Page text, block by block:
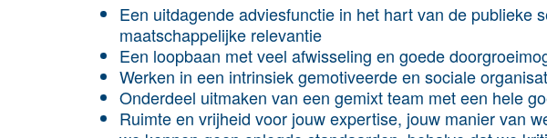
Een uitdagende adviesfunctie in het hart van de publieke
maatschappelijke relevantie
Een loopbaan met veel afwisseling en goede
Werken in een intrinsiek gemotiveerde en sociale
Onderdeel uitmaken van een gemixt team met een hele
Ruimte en vrijheid voor jouw expertise, jouw manier van